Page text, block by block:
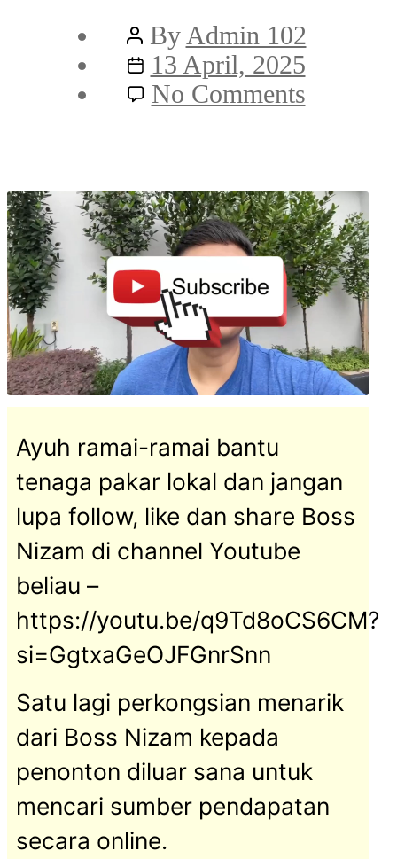
Post
author
By Admin 102
Post
date
13 April, 2025
No Commentson
dapat
income
secara
online
–
Boss
Nizam
Ayuh ramai-ramai bantu
tenaga pakar lokal dan jangan
lupa follow, like dan share Boss
Nizam di channel Youtube
beliau –
https://youtu.be/q9Td8oCS6CM?
si=GgtxaGeOJFGnrSnn
Satu lagi perkongsian menarik
dari Boss Nizam kepada
penonton diluar sana untuk
mencari sumber pendapatan
secara online.